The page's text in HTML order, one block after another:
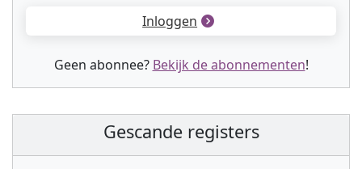
Inloggen
Geen abonnee? Bekijk de abonnementen!
Gescande registers